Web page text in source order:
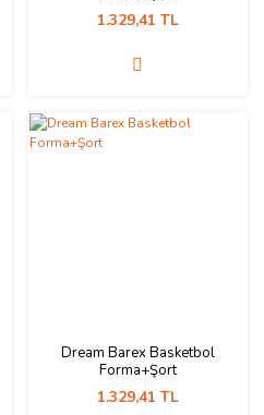
1.329,41 TL
Dream Barex Basketbol
Forma+Şort
1.329,41 TL